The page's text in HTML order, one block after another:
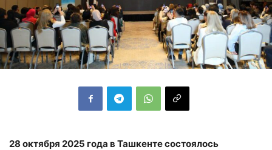
28 октября 2025 года в Ташкенте состоялось